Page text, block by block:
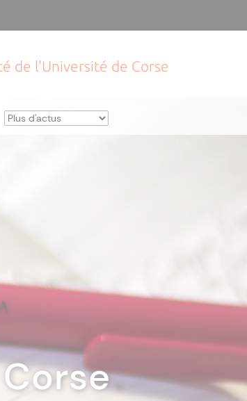
de l'Université de Corse